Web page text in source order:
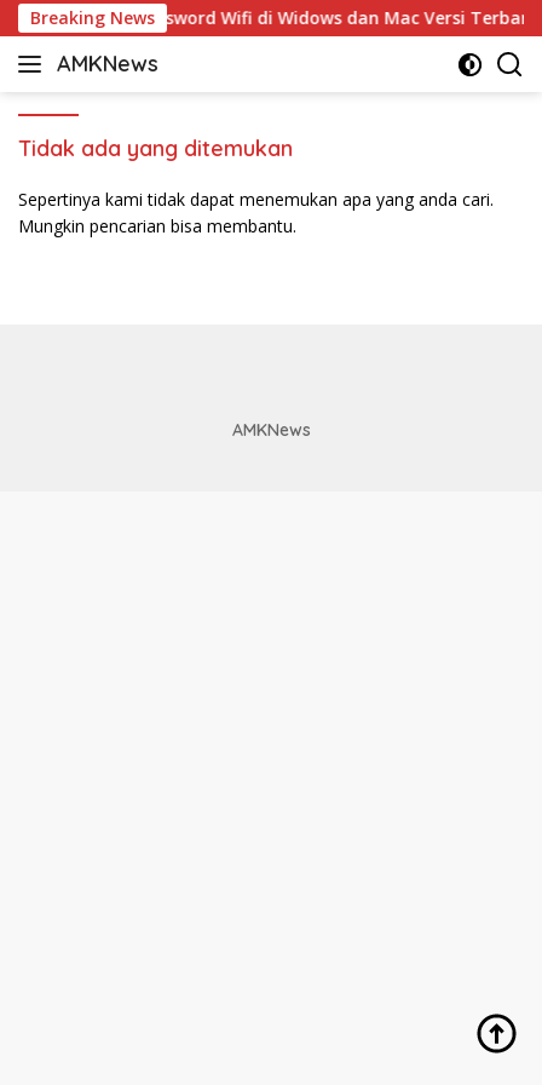
Langsung
ke
konten
Breaking News
5 Cara Ganti Password Wifi di Widows dan Mac Versi Terbaru
AMKNews
Satu
Informasi
Tidak ada yang ditemukan
Sepertinya kami tidak dapat menemukan apa yang anda cari.
Mungkin pencarian bisa membantu.
AMKNews